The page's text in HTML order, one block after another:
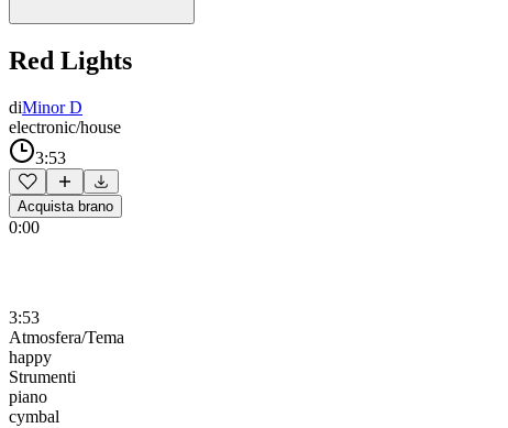
Red Lights
diMinor D
electronic/house
3:53
Acquista brano
0:00
3:53
Atmosfera/Tema
happy
Strumenti
piano
cymbal